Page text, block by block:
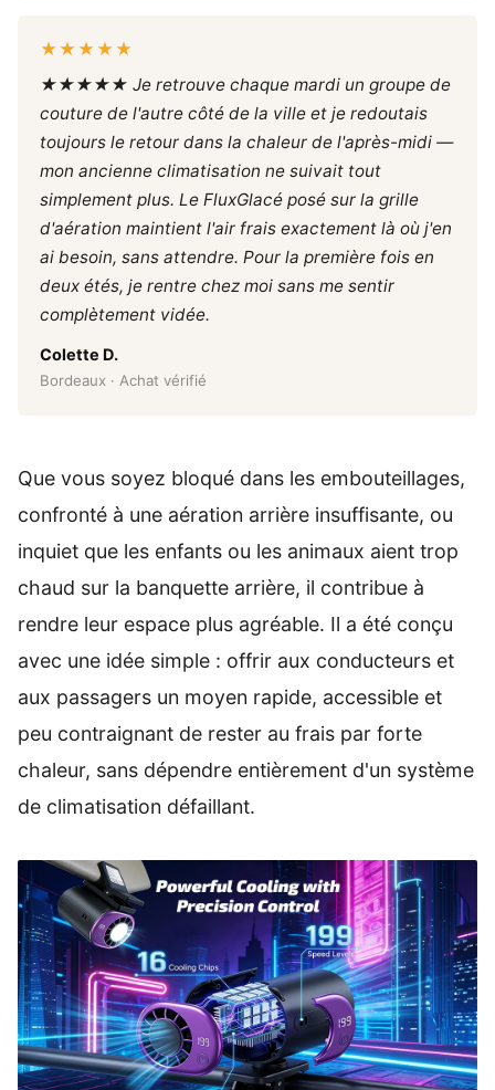
★★★★★
★★★★★ Je retrouve chaque mardi un groupe de
couture de l'autre côté de la ville et je redoutais
toujours le retour dans la chaleur de l'après-midi —
mon ancienne climatisation ne suivait tout
simplement plus. Le FluxGlacé posé sur la grille
d'aération maintient l'air frais exactement là où j'en
ai besoin, sans attendre. Pour la première fois en
deux étés, je rentre chez moi sans me sentir
complètement vidée.
Colette D.
Bordeaux · Achat vérifié
Que vous soyez bloqué dans les embouteillages,
confronté à une aération arrière insuffisante, ou
inquiet que les enfants ou les animaux aient trop
chaud sur la banquette arrière, il contribue à
rendre leur espace plus agréable. Il a été conçu
avec une idée simple : offrir aux conducteurs et
aux passagers un moyen rapide, accessible et
peu contraignant de rester au frais par forte
chaleur, sans dépendre entièrement d'un système
de climatisation défaillant.